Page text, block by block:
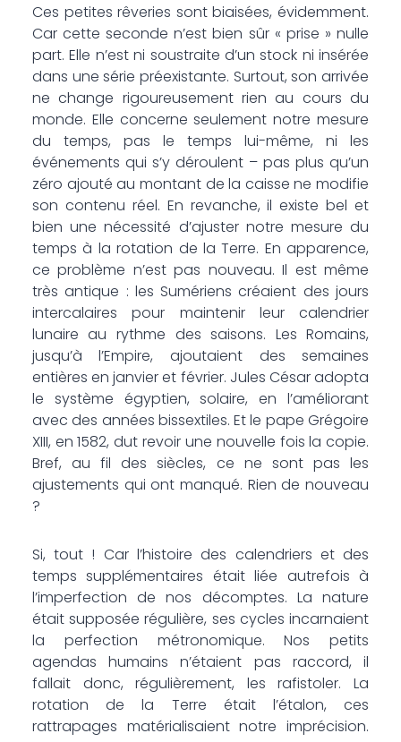
Ces petites rêveries sont biaisées, évidemment.
Car cette seconde n’est bien sûr « prise » nulle
part. Elle n’est ni soustraite d’un stock ni insérée
dans une série préexistante. Surtout, son arrivée
ne change rigoureusement rien au cours du
monde. Elle concerne seulement notre mesure
du temps, pas le temps lui-même, ni les
événements qui s’y déroulent – pas plus qu’un
zéro ajouté au montant de la caisse ne modifie
son contenu réel. En revanche, il existe bel et
bien une nécessité d’ajuster notre mesure du
temps à la rotation de la Terre. En apparence,
ce problème n’est pas nouveau. Il est même
très antique : les Sumériens créaient des jours
intercalaires pour maintenir leur calendrier
lunaire au rythme des saisons. Les Romains,
jusqu’à l’Empire, ajoutaient des semaines
entières en janvier et février. Jules César adopta
le système égyptien, solaire, en l’améliorant
avec des années bissextiles. Et le pape Grégoire
XIII, en 1582, dut revoir une nouvelle fois la copie.
Bref, au fil des siècles, ce ne sont pas les
ajustements qui ont manqué. Rien de nouveau
?
Si, tout ! Car l’histoire des calendriers et des
temps supplémentaires était liée autrefois à
l’imperfection de nos décomptes. La nature
était supposée régulière, ses cycles incarnaient
la perfection métronomique. Nos petits
agendas humains n’étaient pas raccord, il
fallait donc, régulièrement, les rafistoler. La
rotation de la Terre était l’étalon, ces
rattrapages matérialisaient notre imprécision.